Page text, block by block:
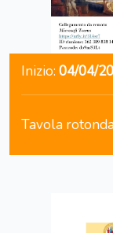
Inizio: 04/04/
Tavola